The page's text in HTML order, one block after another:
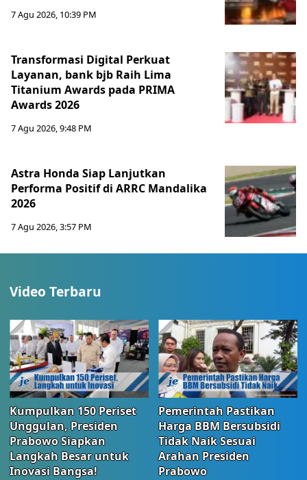
7 Agu 2026, 10:39 PM
Transformasi Digital Perkuat
Layanan, bank bjb Raih Lima
Titanium Awards pada PRIMA
Awards 2026
7 Agu 2026, 9:48 PM
Astra Honda Siap Lanjutkan
Performa Positif di ARRC Mandalika
2026
7 Agu 2026, 3:57 PM
Video Terbaru
Kumpulkan 150 Periset
Unggulan, Presiden
Prabowo Siapkan
Langkah Besar untuk
Inovasi Bangsa!
Pemerintah Pastikan
Harga BBM Bersubsidi
Tidak Naik Sesuai
Arahan Presiden
Prabowo